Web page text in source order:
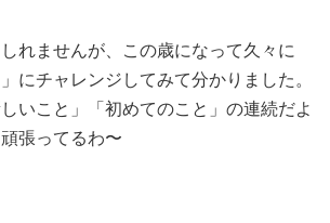
れませんが、この歳になって久々に
にチャレンジしてみて分かりました。
いこと」「初めてのこと」の連続だよ
張ってるわ〜